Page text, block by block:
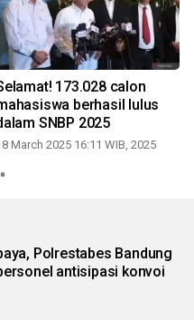
173.028 calon
berhasil lulus
SNBP 2025
March 2025 16:11 WIB, 2025
Polrestabes Bandung
antisipasi konvoi